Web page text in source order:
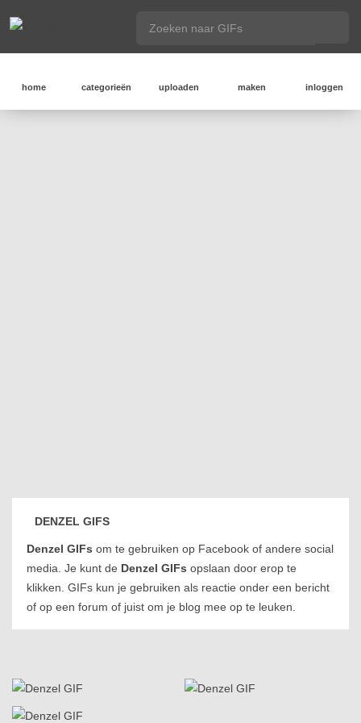
home categorieën uploaden maken inloggen
DENZEL GIFS
Denzel GIFs om te gebruiken op Facebook of andere social
media. Je kunt de Denzel GIFs opslaan door erop te
klikken. GIFs kun je gebruiken als reactie onder een bericht
of op een forum of juist om je blog mee op te leuken.